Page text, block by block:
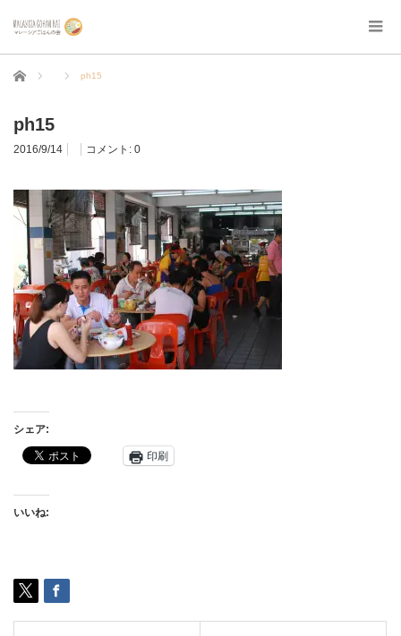
ホーム ph15
ph15
2016/9/14 コメント: 0
シェア:
印刷
いいね: